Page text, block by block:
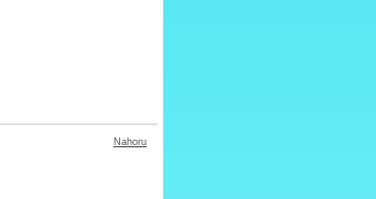
Nahoru